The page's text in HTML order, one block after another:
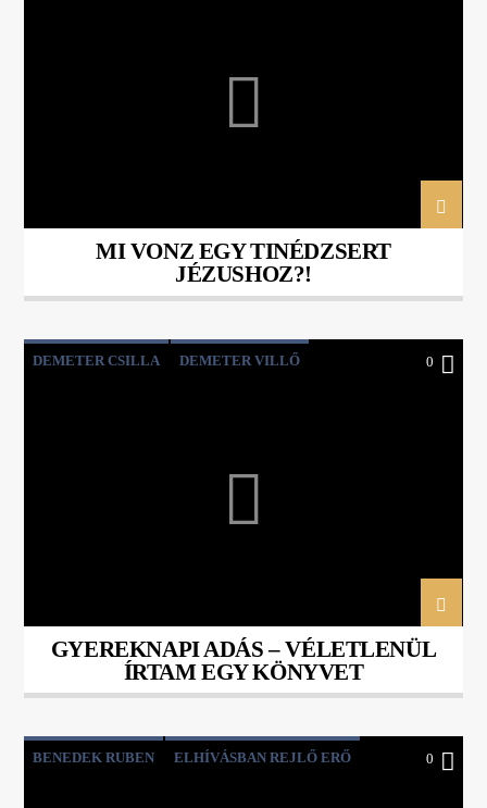
MI VONZ EGY TINÉDZSERT
JÉZUSHOZ?!
DEMETER CSILLA DEMETER VILLŐ
VÉLETLENÜL ÍRTAM EGY KÖNYVET
0
GYEREKNAPI ADÁS – VÉLETLENÜL
ÍRTAM EGY KÖNYVET
BENEDEK RUBEN ELHÍVÁSBAN REJLŐ ERŐ 0